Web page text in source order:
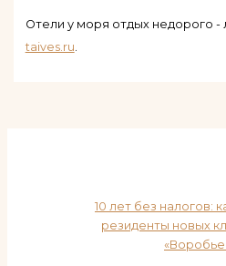
Отели у моря отдых недорого
taives.ru.
10 лет без налогов:
резиденты новых